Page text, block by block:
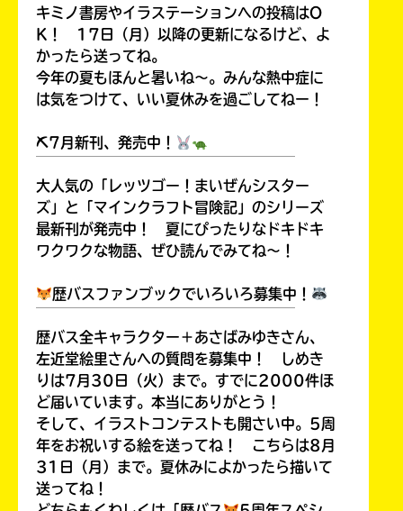
キミノ書房やイラステーションへの投稿はO
K！ 17日（月）以降の更新になるけど、よ
かったら送ってね。
今年の夏もほんと暑いね～。みんな熱中症に
は気をつけて、いい夏休みを過ごしてねー！
⛏7月新刊、発売中！
大人気の「レッツゴー！まいぜんシスター
ズ」と「マインクラフト冒険記」のシリーズ
最新刊が発売中！ 夏にぴったりなドキドキ
ワクワクな物語、ぜひ読んでみてね～！
歴バスファンブックでいろいろ募集中！
歴バス全キャラクター＋あさばみゆきさん、
左近堂絵里さんへの質問を募集中！ しめき
りは7月30日（火）まで。すでに2000件ほ
ど届いています。本当にありがとう！
そして、イラストコンテストも開さい中。5周
年をお祝いする絵を送ってね！ こちらは8月
31日（月）まで。夏休みによかったら描いて
送ってね！